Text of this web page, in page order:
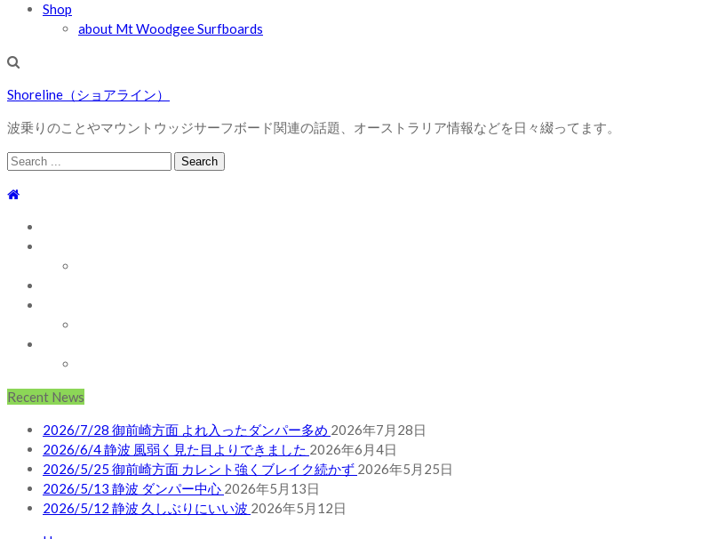
Shop
about Mt Woodgee Surfboards
Shoreline（ショアライン）
波乗りのことやマウントウッジサーフボード関連の話題、オーストラリア情報などを日々綴ってます。
Search
Recent News
2026/7/28 御前崎方面 よれ入ったダンパー多め 2026年7月28日
2026/6/4 静波 風弱く見た目よりできました 2026年6月4日
2026/5/25 御前崎方面 カレント強くブレイク続かず 2026年5月25日
2026/5/13 静波 ダンパー中心 2026年5月13日
2026/5/12 静波 久しぶりにいい波 2026年5月12日